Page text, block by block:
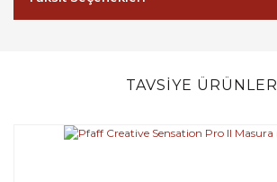
TAVSİYE ÜRÜNLER